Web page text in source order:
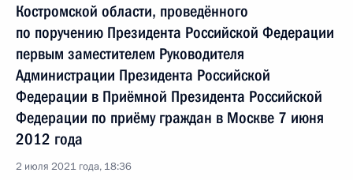
Костромской области, проведённого
по поручению Президента Российской Федерации
первым заместителем Руководителя
Администрации Президента Российской
Федерации в Приёмной Президента Российской
Федерации по приёму граждан в Москве 7 июня
2012 года
2 июля 2021 года, 18:36